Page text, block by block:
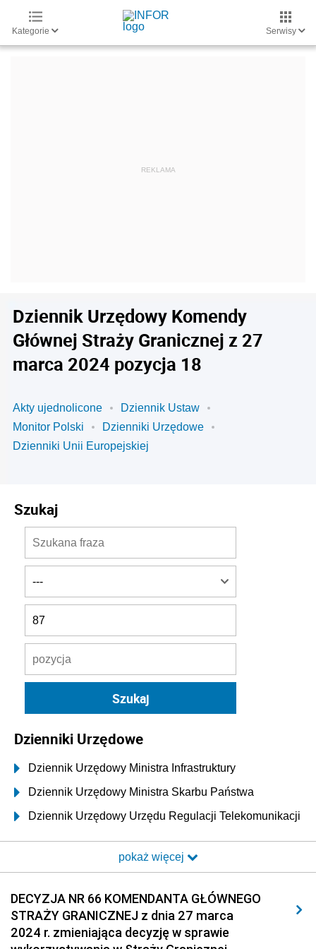
Kategorie Serwisy
Dziennik Urzędowy Komendy
Głównej Straży Granicznej z 27
marca 2024 pozycja 18
Akty ujednolicone
Dziennik Ustaw
Monitor Polski
Dzienniki Urzędowe
Dzienniki Unii Europejskiej
Szukaj
Dzienniki Urzędowe
Dziennik Urzędowy Ministra Infrastruktury
Dziennik Urzędowy Ministra Skarbu Państwa
Dziennik Urzędowy Urzędu Regulacji Telekomunikacji
Dziennik Urzędowy Ministra Transportu i Budownictwa
Elektronicznej
Dziennik Urzędowy Ministra Spraw Wewnętrznych i
Administracji
pokaż więcej
DECYZJA NR 66 KOMENDANTA GŁÓWNEGO
STRAŻY GRANICZNEJ z dnia 27 marca
2024 r. zmieniająca decyzję w sprawie